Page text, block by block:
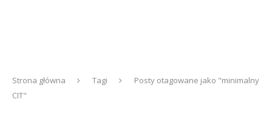
Strona główna Tagi
Posty otagowane jako "minimalny
CIT"